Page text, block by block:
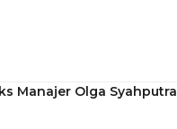
Manajer Olga Syahputra